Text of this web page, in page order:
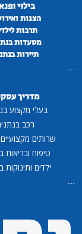
בילוי
הצגות
תרבות
מסעדות
תיירות
...
מדריך
בעלי מקצוע
רכב
שרותים
טיפוח ובריאות
ילדים ותינוקות
...